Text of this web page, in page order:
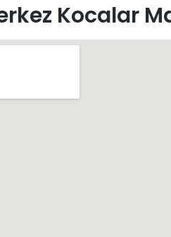
Kocalar